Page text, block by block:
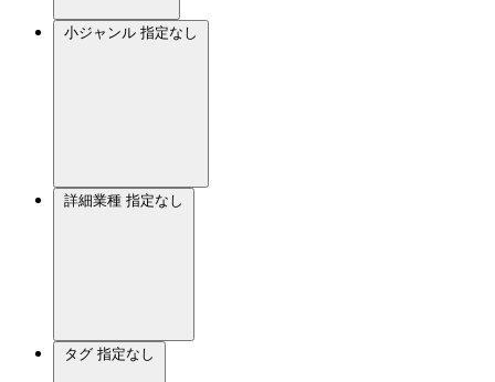
小ジャンル 指定なし
詳細業種 指定なし
タグ 指定なし